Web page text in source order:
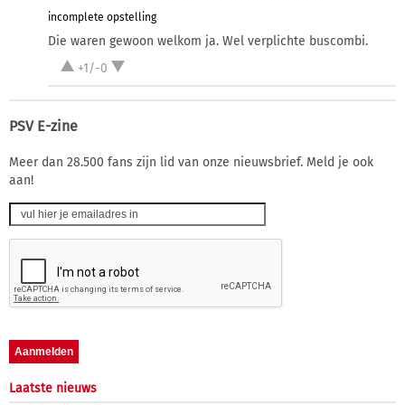
incomplete opstelling
Die waren gewoon welkom ja. Wel verplichte buscombi.
+1/-0
PSV E-zine
Meer dan 28.500 fans zijn lid van onze nieuwsbrief. Meld je ook
aan!
Laatste nieuws